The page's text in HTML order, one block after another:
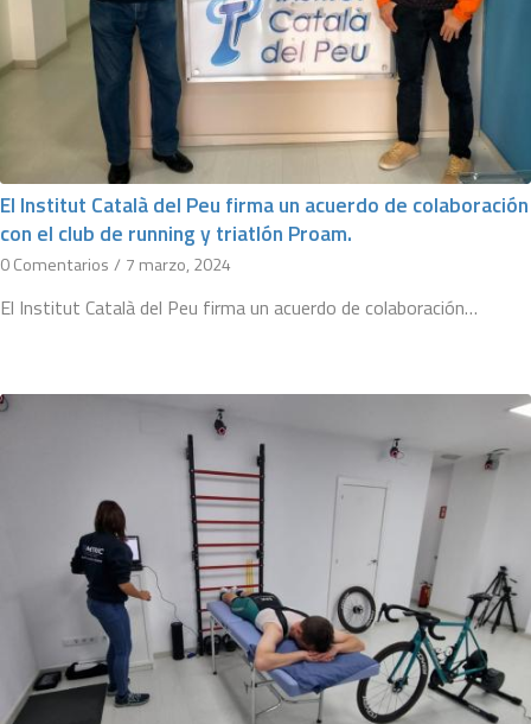
El Institut Català del Peu firma un acuerdo de colaboración
con el club de running y triatlón Proam.
0 Comentarios / 7 marzo, 2024
El Institut Català del Peu firma un acuerdo de colaboración…